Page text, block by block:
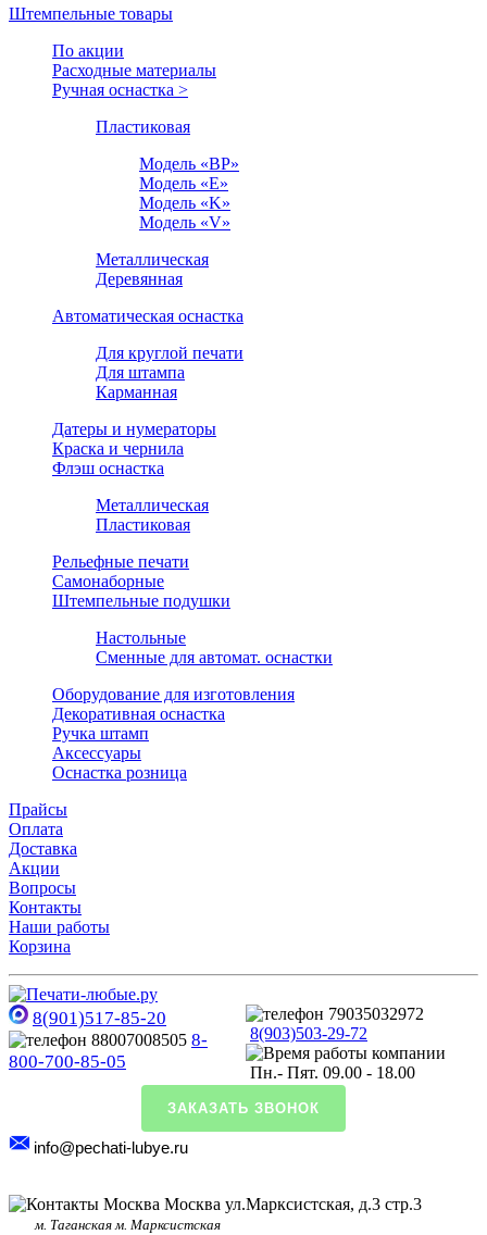
Штемпельные товары
По акции
Расходные материалы
Ручная оснастка >
Пластиковая
Модель «BP»
Модель «E»
Модель «K»
Модель «V»
Металлическая
Деревянная
Автоматическая оснастка
Для круглой печати
Для штампа
Карманная
Датеры и нумераторы
Краска и чернила
Флэш оснастка
Металлическая
Пластиковая
Рельефные печати
Самонаборные
Штемпельные подушки
Настольные
Сменные для автомат. оснастки
Оборудование для изготовления
Декоративная оснастка
Ручка штамп
Аксессуары
Оснастка розница
Прайсы
Оплата
Доставка
Акции
Вопросы
Контакты
Наши работы
Корзина
8(901)517-85-20
8-
800-700-85-05
8(903)503-29-72
Пн.- Пят. 09.00 - 18.00
ЗАКАЗАТЬ ЗВОНОК
info@pechati-lubye.ru
Москва ул.Марксистская, д.3 стр.3
м. Таганская м. Марксистская